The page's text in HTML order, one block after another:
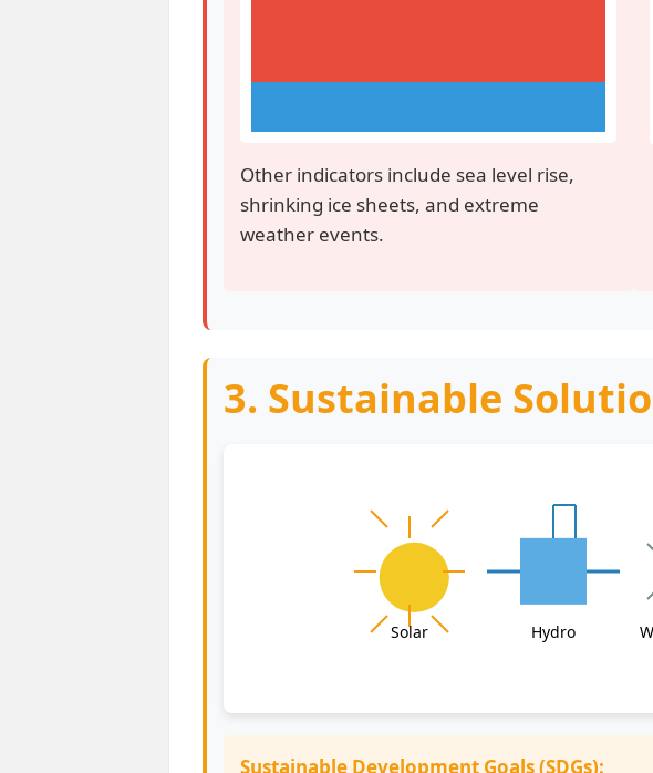
Other indicators include sea level rise,
shrinking ice sheets, and extreme
weather events.
3. Sustainable
Solar Hydro
Sustainable Development Goals (SDGs):